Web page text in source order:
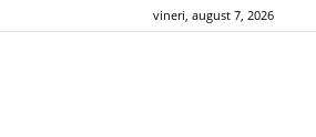
vineri, august 7, 2026